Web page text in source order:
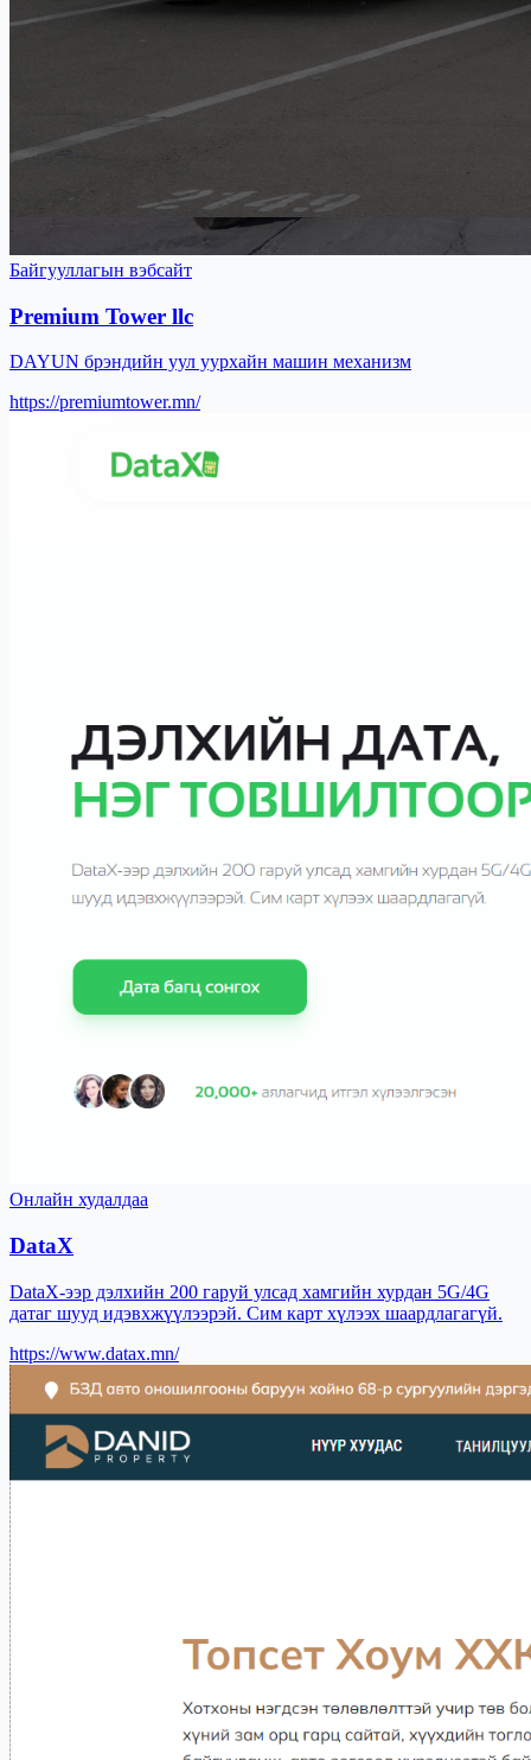
Байгууллагын вэбсайт
Premium Tower llc
DAYUN брэндийн уул уурхайн машин механизм
https://premiumtower.mn/
Онлайн худалдаа
DataX
DataX-ээр дэлхийн 200 гаруй улсад хамгийн хурдан 5G/4G
датаг шууд идэвхжүүлээрэй. Сим карт хүлээх шаардлагагүй.
https://www.datax.mn/